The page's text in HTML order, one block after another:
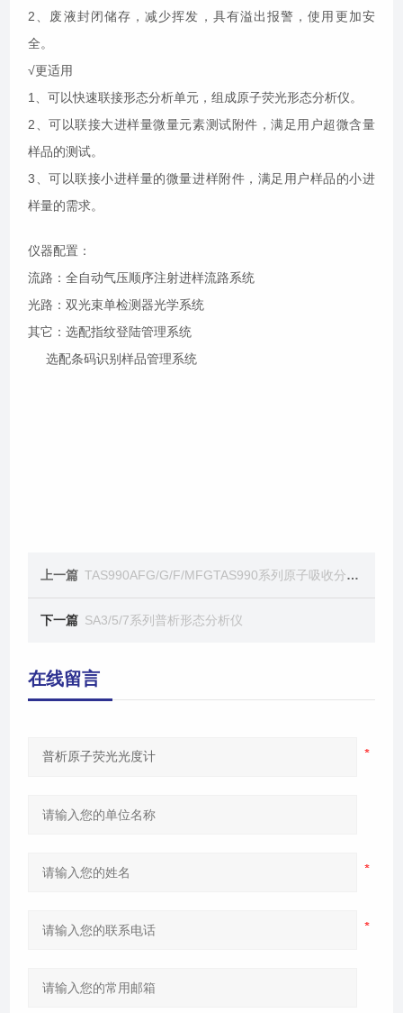
2、废液封闭储存，减少挥发，具有溢出报警，使用更加安
全。
√更适用
1、可以快速联接形态分析单元，组成原子荧光形态分析仪。
2、可以联接大进样量微量元素测试附件，满足用户超微含量
样品的测试。
3、可以联接小进样量的微量进样附件，满足用户样品的小进
样量的需求。
仪器配置 ：
流路：全自动气压顺序注射进样流路系统
光路：双光束单检测器光学系统
其它：选配指纹登陆管理系统
选配条码识别样品管理系统
上一篇 TAS990AFG/G/F/MFGTAS990系列原子吸收分光光度计
下一篇 SA3/5/7系列普析形态分析仪
在线留言